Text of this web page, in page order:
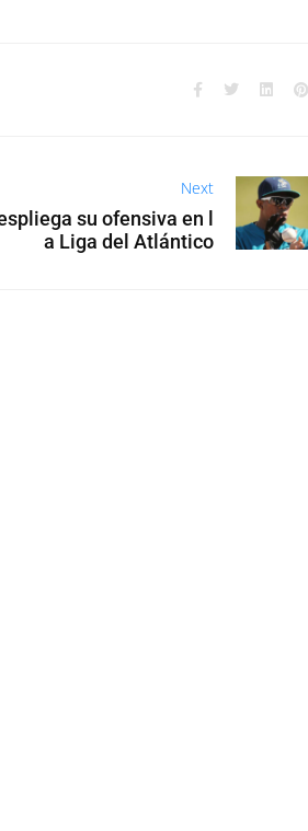
Next
su ofensiva en l
a Liga del Atlántico